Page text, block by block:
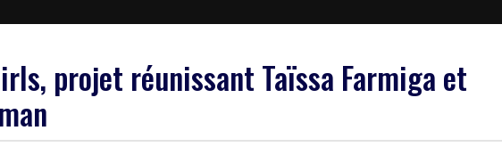
projet réunissant Taïssa Farmiga et